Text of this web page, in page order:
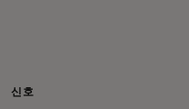
신호